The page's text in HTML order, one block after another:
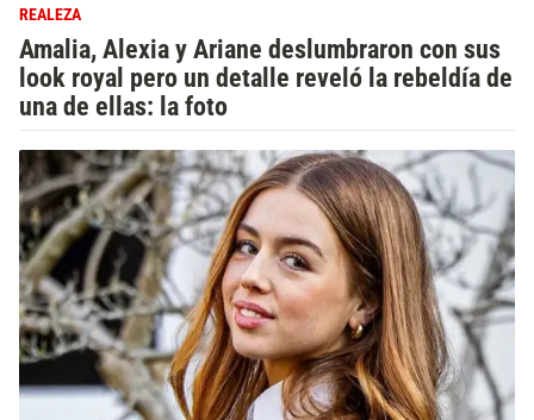
REALEZA
Amalia, Alexia y Ariane deslumbraron con sus
look royal pero un detalle reveló la rebeldía de
una de ellas: la foto